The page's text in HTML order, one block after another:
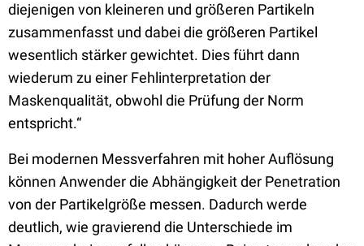
diejenigen von kleineren und größeren Partikeln
zusammenfasst und dabei die größeren Partikel
wesentlich stärker gewichtet. Dies führt dann
wiederum zu einer Fehlinterpretation der
Maskenqualität, obwohl die Prüfung der Norm
entspricht.“
Bei modernen Messverfahren mit hoher Auflösung
können Anwender die Abhängigkeit der Penetration
von der Partikelgröße messen. Dadurch werde
deutlich, wie gravierend die Unterschiede im